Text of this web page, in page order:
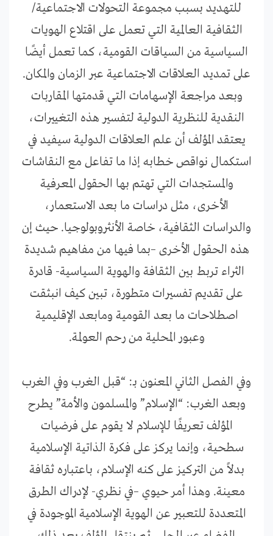
للتهديد بسبب مجموعة التحولات الاجتماعية/
الثقافية العالمية التي تعمل على اقتلاع الهويات
السياسية من السياقات القومية، كما تعمل أيضًا
على تمديد العلاقات الاجتماعية عبر الزمان والمكان.
وبعد مراجعة الإسهامات التي قدمتها المقاربات
النقدية للنظرية الدولية لتفسير هذه التغييرات،
يعتقد المؤلف أن علم العلاقات الدولية سيفيد في
استكمال نواقص خطابه إذا ما تفاعل مع النقاشات
والمستجدات التي تهتم بها الحقول المعرفية
الأخرى، مثل دراسات ما بعد الاستعمار،
والدراسات الثقافية، خاصة الأنثروبولوجيا. حيث إن
هذه الحقول الأخرى –بما فيها من مفاهيم شديدة
الثراء تربط بين الثقافة والهوية السياسية- قادرة
على تقديم تفسيرات متطورة، تبين كيف انبثقت
اصطلاحات ما بعد القومية ومابعد الإقليمية
وعبور المحلية من رحم العولمة.
وفي الفصل الثاني المعنون بـ: “قبل الغرب وفي الغرب
وبعد الغرب: “الإسلام” والمسلمون والأمة” يطرح
المؤلف تعريفًا للإسلام لا يقوم على فرضيات
سطحية، وإنما يركز على فكرة الذاتية الإسلامية
بدلاً من التركيز على كنه الإسلام، باعتباره ثقافة
معينة. وهذا أمر حيوي –في نظري- لإدراك الطرق
المتعددة للتعبير عن الهوية الإسلامية الموجودة في